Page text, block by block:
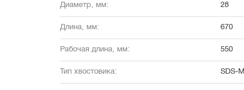
Диаметр, мм: 28
Длина, мм: 670
Рабочая длина, мм: 550
Тип хвостовика: SDS-